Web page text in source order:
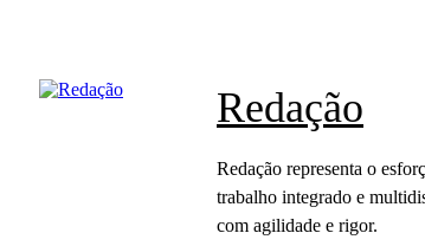
Redação
Redação representa o
trabalho integrado e
com agilidade e rigor.